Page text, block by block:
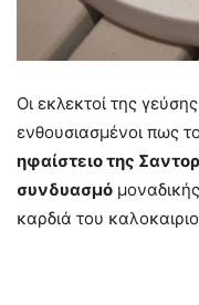
Οι εκλεκτοί της
ενθουσιασμένοι πως το
ηφαίστειο της
συνδυασμό μοναδικής
καρδιά του